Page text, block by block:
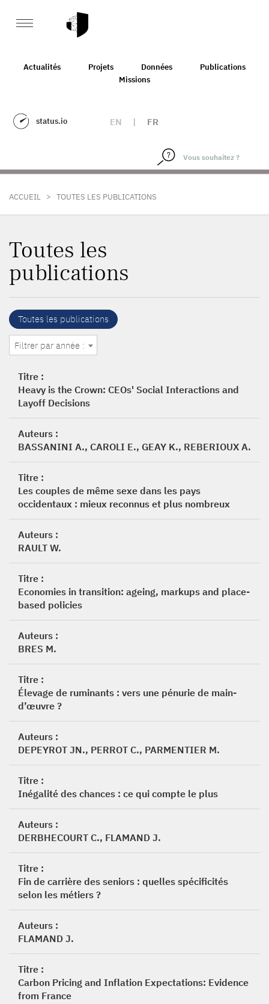
Actualités Projets Données
Publications
Missions
status.io EN | FR
ACCUEIL > TOUTES LES PUBLICATIONS
Toutes les
publications
Toutes les publications
Filtrer par année :
Titre :
Heavy is the Crown: CEOs' Social Interactions and
Layoff Decisions
Auteurs :
BASSANINI A., CAROLI E., GEAY K., REBERIOUX A.
Titre :
Les couples de même sexe dans les pays
occidentaux : mieux reconnus et plus nombreux
Auteurs :
RAULT W.
Titre :
Economies in transition: ageing, markups and place-
based policies
Auteurs :
BRES M.
Titre :
Élevage de ruminants : vers une pénurie de main-
d’œuvre ?
Auteurs :
DEPEYROT JN., PERROT C., PARMENTIER M.
Titre :
Inégalité des chances : ce qui compte le plus
Auteurs :
DERBHECOURT C., FLAMAND J.
Titre :
Fin de carrière des seniors : quelles spécificités
selon les métiers ?
Auteurs :
FLAMAND J.
Titre :
Carbon Pricing and Inflation Expectations: Evidence
from France